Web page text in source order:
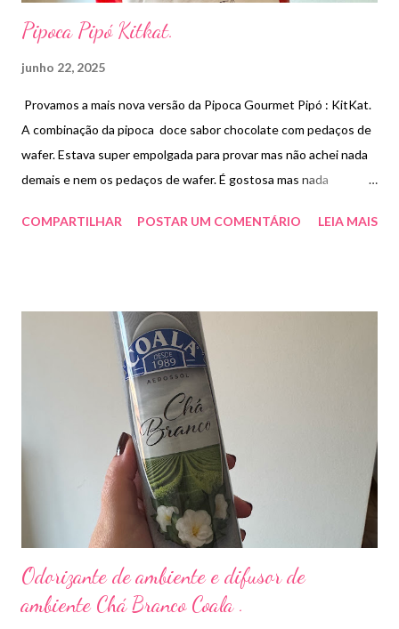
Pipoca Pipó Kitkat.
junho 22, 2025
Provamos a mais nova versão da Pipoca Gourmet Pipó : KitKat.
A combinação da pipoca doce sabor chocolate com pedaços de
wafer. Estava super empolgada para provar mas não achei nada
demais e nem os pedaços de wafer. É gostosa mas nada
COMPARTILHAR
POSTAR UM COMENTÁRIO LEIA MAIS
Odorizante de ambiente e difusor de
ambiente Chá Branco Coala .